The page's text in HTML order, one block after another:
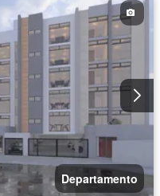
Departamento